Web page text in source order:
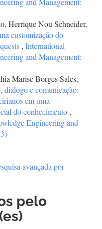
Herrique Nou Schneider,
customização do
, International
and Management:
Marise Borges Sales,
diálogo e comunicação:
em uma
do conhecimento ,
Engineering and
avançada por
pelo